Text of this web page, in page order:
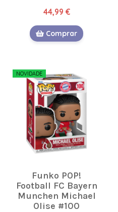
44,99 €
Comprar
NOVIDADE
Funko POP!
Football FC Bayern
Munchen Michael
Olise #100